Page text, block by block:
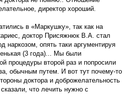
директор хороший.
в «Маркушку», так как на
доктор Присяжнюк В.А. стал
наркозом, опять таки аргументируя
(3 года)... Мы были
процедуры второй раз и попросили
обычным путем. И вот тут почему-то
доктора и доброжелательность
что лечить нужно с